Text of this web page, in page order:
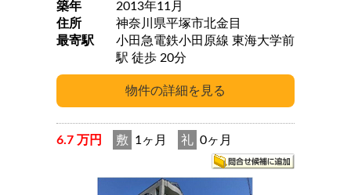
築年
2013年11月
住所
神奈川県平塚市北金目
最寄駅
小田急電鉄小田原線 東海大学前
駅 徒歩 20分
6.7 万円 敷 1ヶ月 礼 0ヶ月